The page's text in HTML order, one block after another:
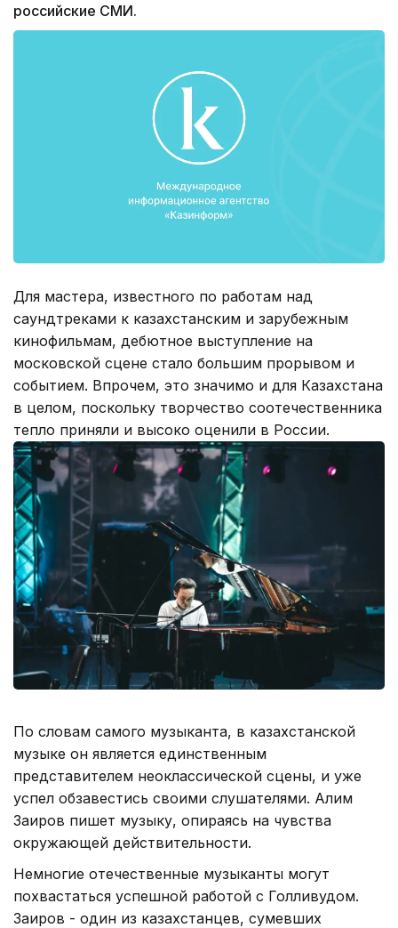
российские СМИ.
Для мастера, известного по работам над
саундтреками к казахстанским и зарубежным
кинофильмам, дебютное выступление на
московской сцене стало большим прорывом и
событием. Впрочем, это значимо и для Казахстана
в целом, поскольку творчество соотечественника
тепло приняли и высоко оценили в России.
По словам самого музыканта, в казахстанской
музыке он является единственным
представителем неоклассической сцены, и уже
успел обзавестись своими слушателями. Алим
Заиров пишет музыку, опираясь на чувства
окружающей действительности.
Немногие отечественные музыканты могут
похвастаться успешной работой с Голливудом.
Заиров - один из казахстанцев, сумевших